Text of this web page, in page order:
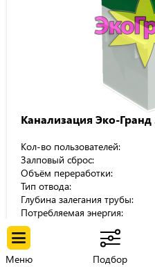
Канализация Эко-
Кол-во пользователей:
Залповый сброс:
Объём переработки:
Тип отвода:
Глубина залегания трубы:
Потребляемая энергия:
Габариты (ДхШхВ):
Вес:
Цена
Меню Подбор